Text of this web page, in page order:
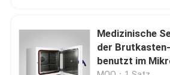
Labortrockenerer Ofen
Industrieller Trockenofen
Medizinische
der
benutzt im